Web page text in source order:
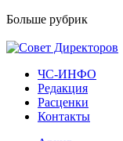
Больше рубрик
ЧС-ИНФО
Редакция
Расценки
Контакты